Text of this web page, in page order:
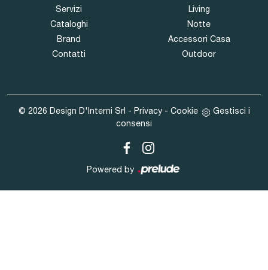
Servizi
Cataloghi
Brand
Contatti
Living
Notte
Accessori Casa
Outdoor
© 2026 Design D'Interni Srl - Privacy- Cookie
Gestisci i
consensi
Powered by